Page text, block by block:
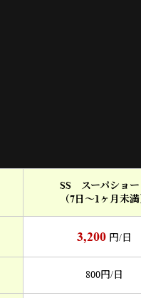
SS スーパショー
（7日～1ヶ月未満
3,200 円/日
800円/日